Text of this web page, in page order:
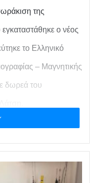
της
ο νέος
το Ελληνικό
– Μαγνητικής
δωρεά του
Αξονικής –
Αντωνόπουλο: «Η
της νέας
του